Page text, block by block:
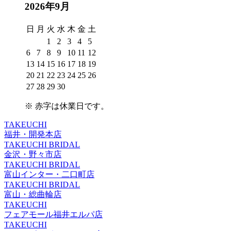
2026年9月
日 月 火 水 木 金 土
1
2 3 4
5
6
7 8 9 10 11 12
13 14 15 16 17 18 19
20 21 22 23 24 25 26
27 28 29 30
※ 赤字は休業日 です。
TAKEUCHI
福井・開発本店
TAKEUCHI BRIDAL
金沢・野々市店
TAKEUCHI BRIDAL
富山インター・二口町店
TAKEUCHI BRIDAL
富山・総曲輪店
TAKEUCHI
フェアモール福井エルパ店
TAKEUCHI